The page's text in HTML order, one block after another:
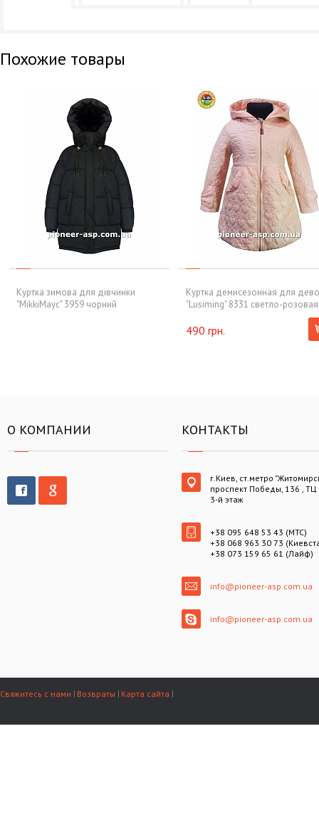
Похожие товары
Куртка зимова для дівчинки
"MikkiMayc" 3959 чорний
Куртка демисезонная для
"Lusiming" 8331 светло-розовая
490 грн.
О КОМПАНИИ КОНТАКТЫ
г.Киев, ст.метро
проспект Победы, 136 , ТЦ
3-й этаж
+38 095 648 53 43 (МТС)
+38 068 963 30 73
+38 073 159 65 61 (Лайф)
info@pioneer-asp.com.ua
info@pioneer-asp.com.ua
Свяжитесь с нами Возвраты Карта сайта